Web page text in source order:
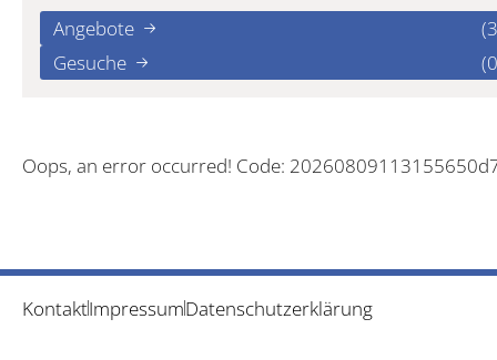
Angebote
Gesuche
Oops, an error occurred! Code:
KontaktImpressumDatenschutzerklärung